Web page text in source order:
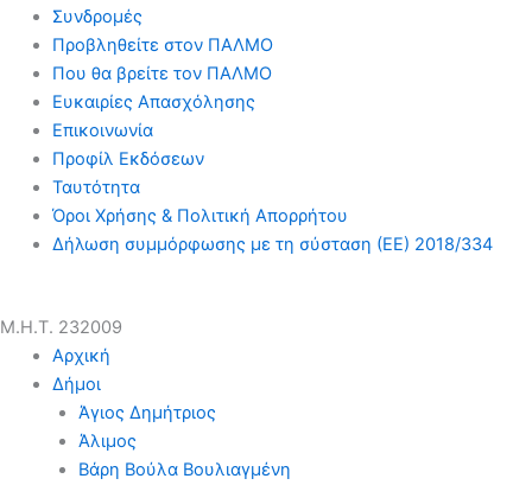
Συνδρομές
Προβληθείτε στον ΠΑΛΜΟ
Που θα βρείτε τον ΠΑΛΜΟ
Ευκαιρίες Απασχόλησης
Επικοινωνία
Προφίλ Εκδόσεων
Ταυτότητα
Όροι Χρήσης & Πολιτική Απορρήτου
Δήλωση συμμόρφωσης με τη σύσταση (ΕΕ) 2018/334
Μ.Η.Τ. 232009
Αρχική
Δήμοι
Άγιος Δημήτριος
Άλιμος
Βάρη Βούλα Βουλιαγμένη